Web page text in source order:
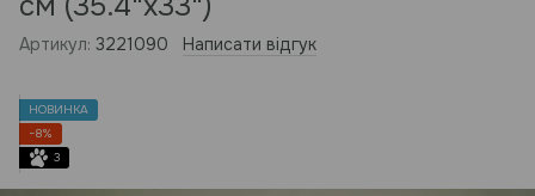
Артикул: 3221090 Написати відгук
НОВИНКА
−8%
3